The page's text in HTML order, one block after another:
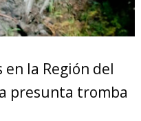
la Región del
presunta tromba